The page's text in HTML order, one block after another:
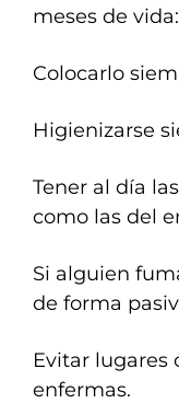
meses de vida:
Colocarlo
Higienizarse
Tener al día
como las del
Si alguien
de forma
Evitar lugares
enfermas.